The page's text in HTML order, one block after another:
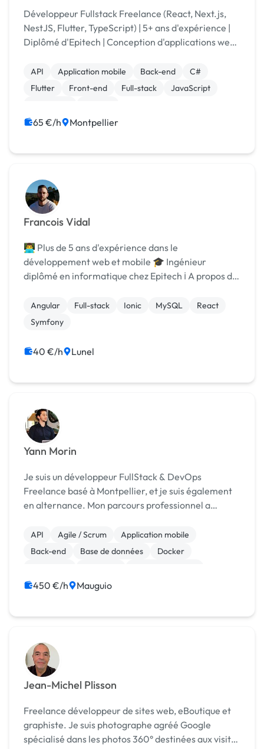
Développeur Fullstack Freelance (React, Next.js,
NestJS, Flutter, TypeScript) | 5+ ans d'expérience |
Diplômé d'Epitech | Conception d'applications web
API Application mobile Back-end
C#
Flutter
Front-end Full-stack
JavaScript
65 €/h Montpellier
Francois Vidal
👨‍💻 Plus de 5 ans d'expérience dans le
développement web et mobile 🎓 Ingénieur
diplômé en informatique chez Epitech ℹ️ A propos de
développeur expérimenté dans le développement
d'applicatio...
Angular Full-stack Ionic MySQL
React
Symfony
40 €/h Lunel
Yann Morin
Je suis un développeur FullStack & DevOps
Freelance basé à Montpellier, et je suis également
en alternance. Mon parcours professionnel a
la gestion des systèmes d'informations, avec une
formation en...
API Agile / Scrum
Application mobile
Back-end
Base de données
Docker
JavaScript
450 €/h Mauguio
Jean-Michel Plisson
Freelance développeur de sites web, eBoutique et
graphiste. Je suis photographe agréé Google
spécialisé dans les photos 360° destinées aux visites